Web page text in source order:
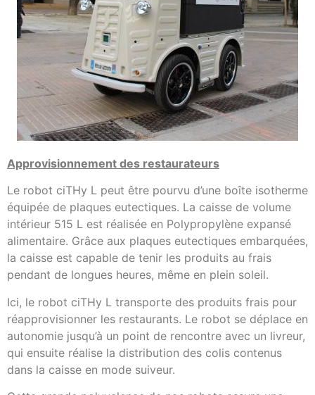
Approvisionnement des restaurateurs
Le robot ciTHy L peut être pourvu d’une boîte isotherme
équipée de plaques eutectiques. La caisse de volume
intérieur 515 L est réalisée en Polypropylène expansé
alimentaire. Grâce aux plaques eutectiques embarquées,
la caisse est capable de tenir les produits au frais
pendant de longues heures, même en plein soleil.
Ici, le robot ciTHy L transporte des produits frais pour
réapprovisionner les restaurants. Le robot se déplace en
autonomie jusqu’à un point de rencontre avec un livreur,
qui ensuite réalise la distribution des colis contenus
dans la caisse en mode suiveur.